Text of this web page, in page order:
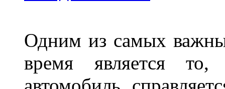
Одним из самых
время является то,